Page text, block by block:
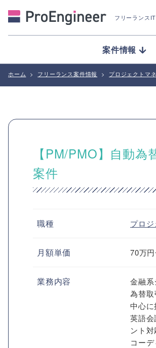
フリーランス
案件情報
ホーム > フリーランス案件情報 > プロジェクトマ
【PM/PMO】自動
案件
職種 プロ
月額単価 70万
業務内容
金融系
為替
中心に
英語
ント
コー